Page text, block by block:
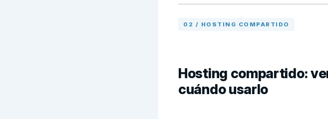
02 / HOSTING COMPARTIDO
Hosting compartido:
cuándo usarlo